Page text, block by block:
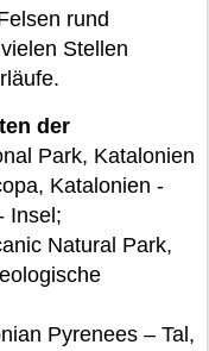
rund
Stellen
der
Park, Katalonien
Katalonien -
Insel;
Natural Park,
Pyrenees – Tal,